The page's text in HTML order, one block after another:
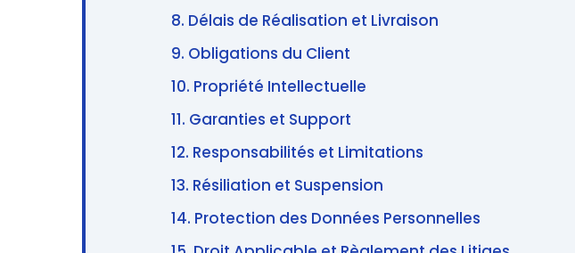
8. Délais de Réalisation et Livraison
9. Obligations du Client
10. Propriété Intellectuelle
11. Garanties et Support
12. Responsabilités et Limitations
13. Résiliation et Suspension
14. Protection des Données Personnelles